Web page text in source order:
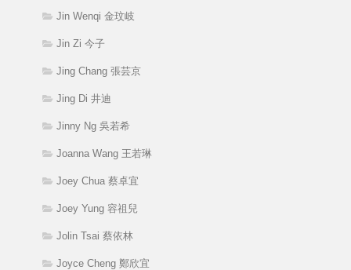
Jin Wenqi 金玟岐
Jin Zi 今子
Jing Chang 張芸京
Jing Di 井迪
Jinny Ng 吳若希
Joanna Wang 王若琳
Joey Chua 蔡卓宜
Joey Yung 容祖兒
Jolin Tsai 蔡依林
Joyce Cheng 鄭欣宜